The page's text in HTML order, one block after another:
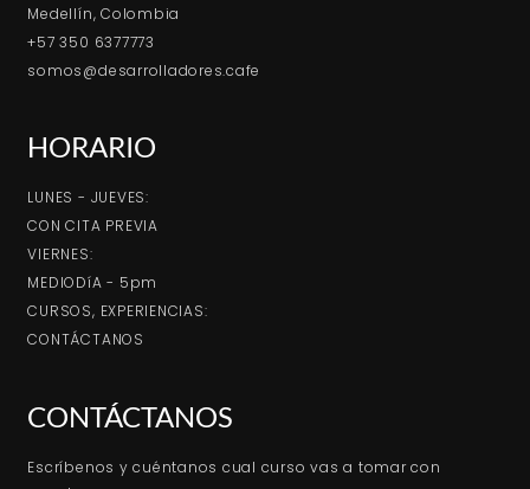
Medellín, Colombia
+57 350 6377773
somos@desarrolladores.cafe
HORARIO
LUNES - JUEVES:
CON CITA PREVIA
VIERNES:
MEDIODíA - 5pm
CURSOS, EXPERIENCIAS:
CONTÁCTANOS
CONTÁCTANOS
Escríbenos y cuéntanos cual curso vas a tomar con